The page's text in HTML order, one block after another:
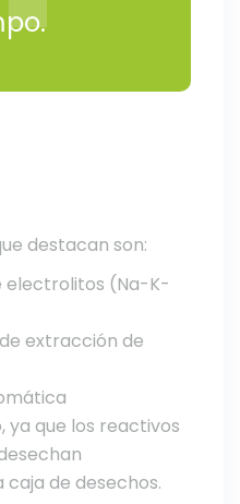
destacan son:
electrolitos (Na-K-
extracción de
ya que los reactivos
de desechos.